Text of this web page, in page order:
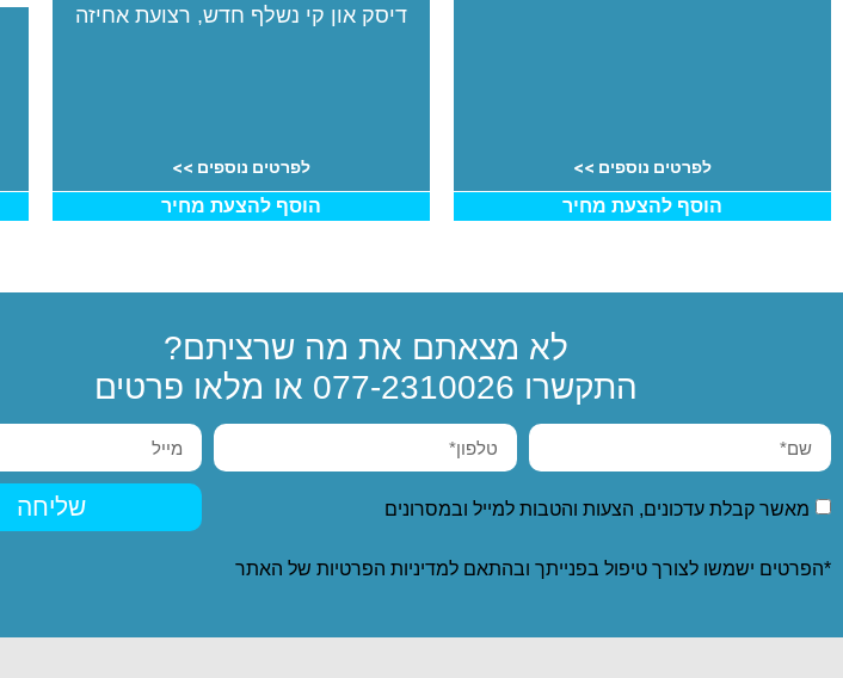
לפרטים נוספים >>
הוסף להצעת מחיר
דיסק און קי נשלף חדש, רצועת אחיזה
לפרטים נוספים >>
הוסף להצעת מחיר
לא מצאתם את מה שרציתם?
התקשרו 077-2310026 או מלאו פרטים
מאשר קבלת עדכונים, הצעות והטבות למייל ובמסרונים שליחה
*הפרטים ישמשו לצורך טיפול בפנייתך ובהתאם למדיניות הפרטיות של האתר